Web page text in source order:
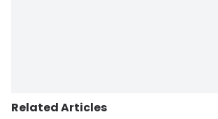
Related Articles